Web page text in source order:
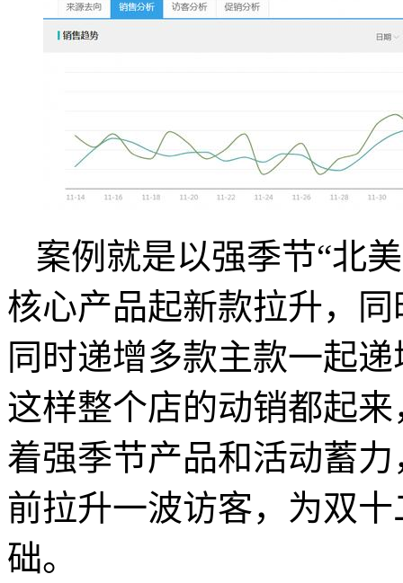
案例就是以强季节“北
核心产品起新款拉升，
同时递增多款主款一起
这样整个店的动销都起
着强季节产品和活动蓄
前拉升一波访客，为双
础。